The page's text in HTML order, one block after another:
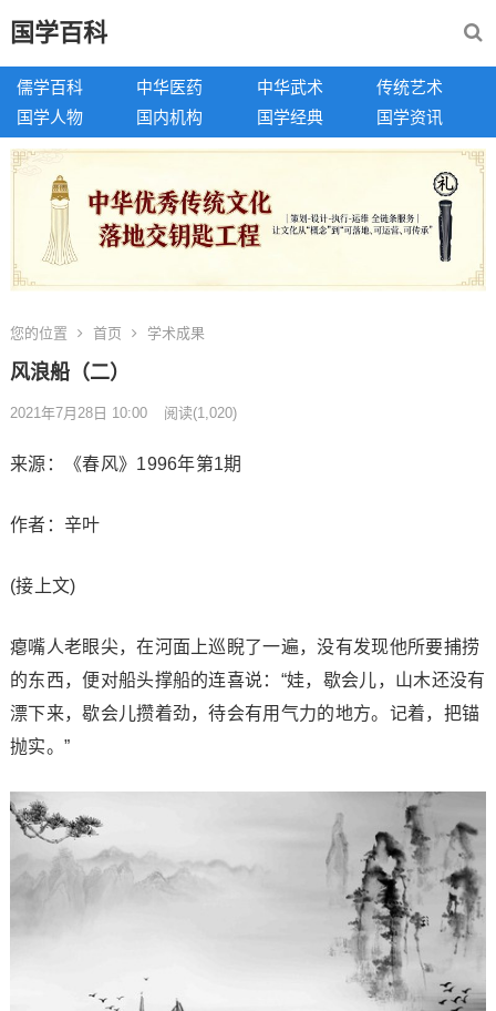
国学百科
儒学百科 中华医药 中华武术
传统艺术
国学人物
国内机构 国学经典 国学资讯
您的位置 首页 学术成果
风浪船（二）
2021年7月28日 10:00 阅读(1,020)
来源：《春风》1996年第1期
作者：辛叶
(接上文)
瘪嘴人老眼尖，在河面上巡睨了一遍，没有发现他所要捕捞
的东西，便对船头撑船的连喜说：“娃，歇会儿，山木还没有
漂下来，歇会儿攒着劲，待会有用气力的地方。记着，把锚
抛实。”